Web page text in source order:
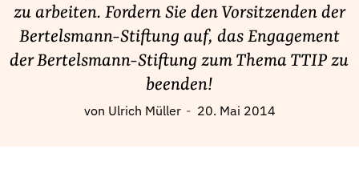
Geschenkspende
Bußgelder und Geldauflagen
Projektspende
zu arbeiten. Fordern Sie den Vorsitzenden der
Bertelsmann-Stiftung auf, das Engagement
der Bertelsmann-Stiftung zum Thema TTIP zu
beenden!
von Ulrich Müller 20. Mai 2014